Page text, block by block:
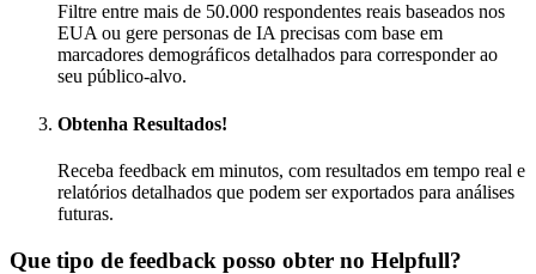
Filtre entre mais de 50.000 respondentes reais baseados nos
EUA ou gere personas de IA precisas com base em
marcadores demográficos detalhados para corresponder ao
seu público-alvo.
Obtenha Resultados!
Receba feedback em minutos, com resultados em tempo real e
relatórios detalhados que podem ser exportados para análises
futuras.
Que tipo de feedback posso obter no Helpfull?